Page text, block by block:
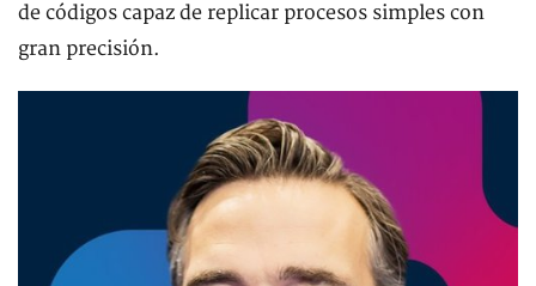
de códigos capaz de replicar procesos simples con
gran precisión.